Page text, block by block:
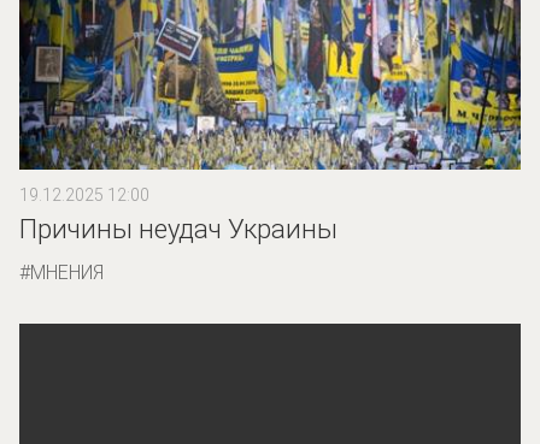
19.12.2025 12:00
Причины неудач Украины
МНЕНИЯ